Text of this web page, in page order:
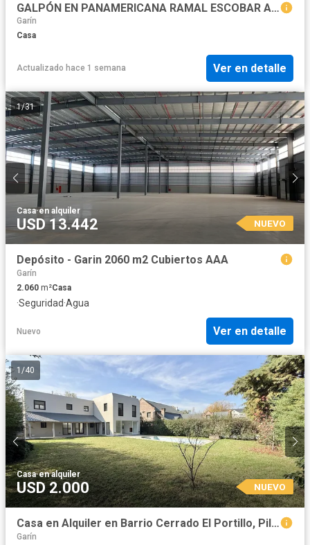
GALPÓN EN PANAMERICANA RAMAL ESCOBAR A ESTRENAR
Garín
Casa
Actualizado hace 1 semana Ver en detalle
1/31
Casa·en alquiler
USD 13.442 NUEVO
Depósito - Garin 2060 m2 Cubiertos AAA
Garín
2.060 m²Casa
·Seguridad·Agua
Nuevo Ver en detalle
1 /40
Casa·en alquiler
USD 2.000 NUEVO
Casa en Alquiler en Barrio Cerrado El Portillo, Pilar
Garín